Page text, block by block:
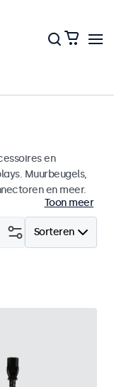
en
Muurbeugels,
en meer.
Toon meer
Sorteren